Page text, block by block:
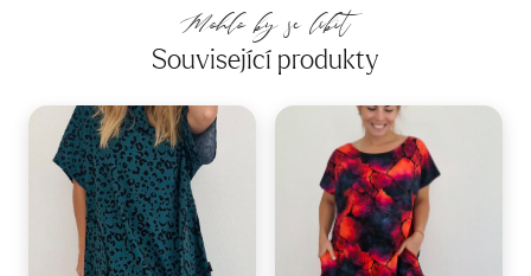
Mohlo by se líbit
Související produkty